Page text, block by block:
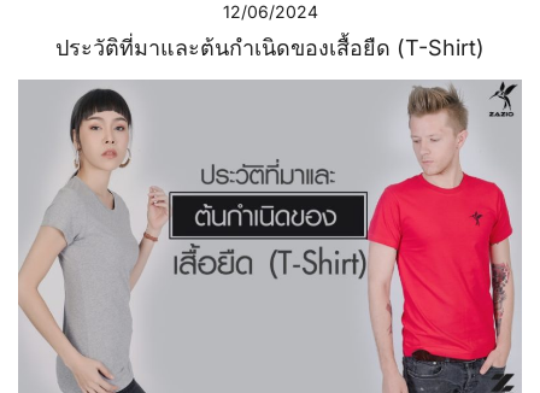
12/06/2024
ประวัติที่มาและต้นกำเนิดของเสื้อยืด (T-Shirt)